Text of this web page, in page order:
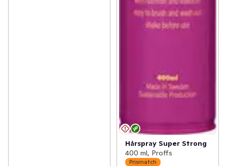
Hårspray Super Strong
400 ml, Proffs
Prismatch